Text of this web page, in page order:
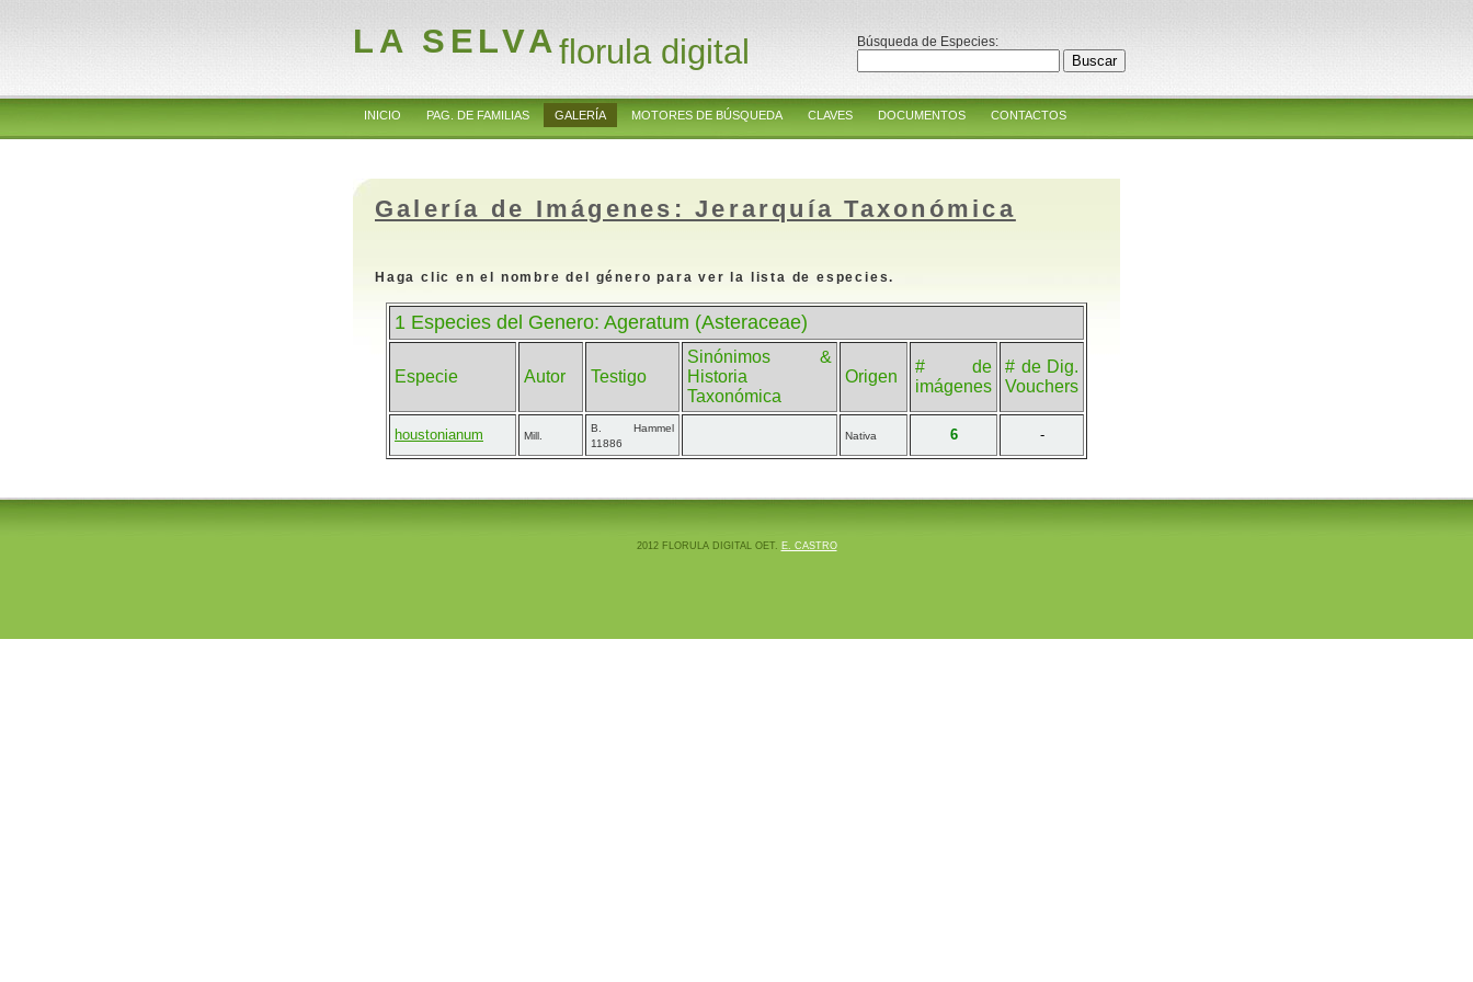
LA SELVAflorula digital Búsqueda de Especies:
INICIO PAG. DE FAMILIAS GALERÍA MOTORES DE BÚSQUEDA CLAVES DOCUMENTOS CONTACTOS
Galería de Imágenes: Jerarquía Taxonómica
Haga clic en el nombre del género para ver la lista de especies.
1 Especies del Genero: Ageratum (Asteraceae)
Especie Autor Testigo
Sinónimos &
Historia
Taxonómica
Origen
# de
imágenes
# de Dig.
Vouchers
houstonianum Mill.
B. Hammel
11886
Nativa 6 -
2012 FLORULA DIGITAL OET. E. CASTRO